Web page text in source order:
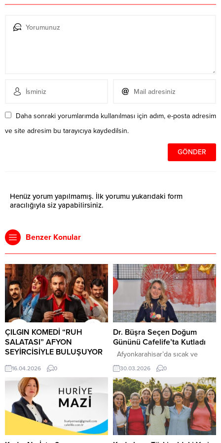
Daha sonraki yorumlarımda kullanılması için adım, e-posta adresim
ve site adresim bu tarayıcıya kaydedilsin.
Henüz yorum yapılmamış. İlk yorumu yukarıdaki form
aracılığıyla siz yapabilirsiniz.
Benzer Konular
ÇILGIN KOMEDİ “RUH
SALATASI” AFYON
SEYİRCİSİYLE BULUŞUYOR
Afyonkarahisar’da tiyatro
kültürünü büyütmek adına önemli
organizasyonlara imza atan Ömer
Mazi, 8 sezonda 90 oyun, 450
oyuncu ve 30 bin seyirciyle şehri
sanatla buluşturmaya devam
ediyor. Bu kapsamda yılın en
iddialı komedi oyunlarından biri
16.04.2026 0
Dr. Büşra Seçen Doğum
Gününü Cafelife’ta Kutladı
Afyonkarahisar’da sıcak ve
samimi bir doğum günü kutlaması
,şehrin sevilen mekânlarından
Cafelife’ta yapıldı. Düzenlenen
sürpriz parti, davetlilere keyifli
anlar yaşattı. Silifke Devlet
Hastanesi’nde dahiliye uzmanı
olarak görev yapan Dr. Büşra
Seçen, ailesini ziyaret etmek için
30.03.2026 0